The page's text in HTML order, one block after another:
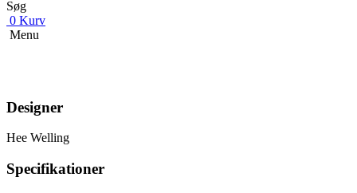
Søg
0 Kurv
Menu
Designer
Hee Welling
Specifikationer